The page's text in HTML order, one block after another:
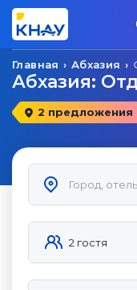
Абхазия
Главная
Абхазия:
2 предложения